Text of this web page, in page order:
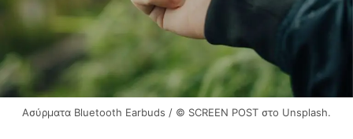
Ασύρματα Bluetooth Earbuds / © SCREEN POST στο Unsplash.